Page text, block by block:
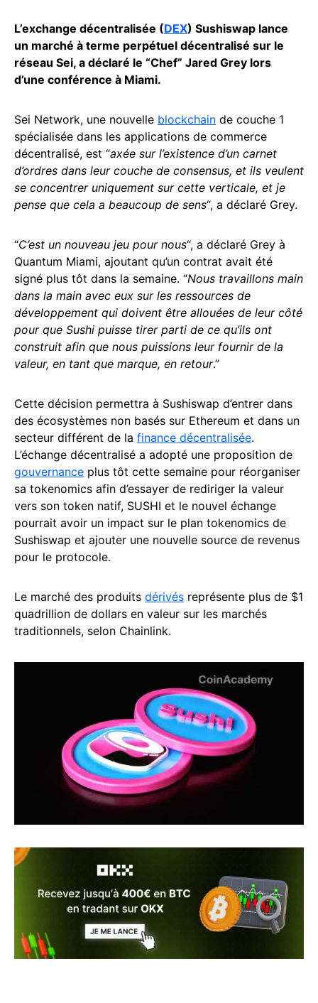
L’exchange décentralisée (DEX) Sushiswap lance
un marché à terme perpétuel décentralisé sur le
réseau Sei, a déclaré le “Chef” Jared Grey lors
d’une conférence à Miami.
Sei Network, une nouvelle blockchain de couche 1
spécialisée dans les applications de commerce
décentralisé, est “axée sur l’existence d’un carnet
d’ordres dans leur couche de consensus, et ils veulent
se concentrer uniquement sur cette verticale, et je
pense que cela a beaucoup de sens“, a déclaré Grey.
“C’est un nouveau jeu pour nous“, a déclaré Grey à
Quantum Miami, ajoutant qu’un contrat avait été
signé plus tôt dans la semaine. “Nous travaillons main
dans la main avec eux sur les ressources de
développement qui doivent être allouées de leur côté
pour que Sushi puisse tirer parti de ce qu’ils ont
construit afin que nous puissions leur fournir de la
valeur, en tant que marque, en retour.”
Cette décision permettra à Sushiswap d’entrer dans
des écosystèmes non basés sur Ethereum et dans un
secteur différent de la finance décentralisée.
L’échange décentralisé a adopté une proposition de
gouvernance plus tôt cette semaine pour réorganiser
sa tokenomics afin d’essayer de rediriger la valeur
vers son token natif, SUSHI et le nouvel échange
pourrait avoir un impact sur le plan tokenomics de
Sushiswap et ajouter une nouvelle source de revenus
pour le protocole.
Le marché des produits dérivés représente plus de $1
quadrillion de dollars en valeur sur les marchés
traditionnels, selon Chainlink.